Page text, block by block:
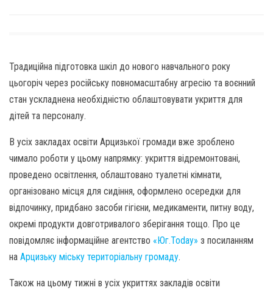
Традиційна підготовка шкіл до нового навчального року
цьогоріч через російську повномасштабну агресію та воєнний
стан ускладнена необхідністю облаштовувати укриття для
дітей та персоналу.
В усіх закладах освіти Арцизької громади вже зроблено
чимало роботи у цьому напрямку: укриття відремонтовані,
проведено освітлення, облаштовано туалетні кімнати,
організовано місця для сидіння, оформлено осередки для
відпочинку, придбано засоби гігієни, медикаменти, питну воду,
окремі продукти довготривалого зберігання тощо. Про це
повідомляє інформаційне агентство «Юг.Today» з посиланням
на Арцизьку міську територіальну громаду.
Також на цьому тижні в усіх укриттях закладів освіти